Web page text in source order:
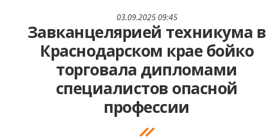
03.09.2025 09:45
Завканцелярией техникума в
Краснодарском крае бойко
торговала дипломами
специалистов опасной
профессии